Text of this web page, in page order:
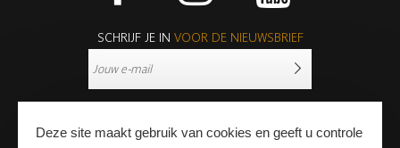
SCHRIJF JE IN VOOR DE NIEUWSBRIEF
Deze site maakt gebruik van cookies en geeft u controle